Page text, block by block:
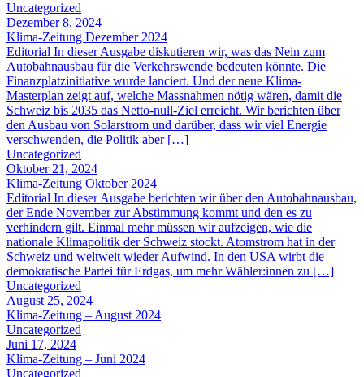
Uncategorized
Dezember 8, 2024
Klima-Zeitung Dezember 2024
Editorial In dieser Ausgabe diskutieren wir, was das Nein zum
Autobahnausbau für die Verkehrswende bedeuten könnte. Die
Finanzplatzinitiative wurde lanciert. Und der neue Klima-
Masterplan zeigt auf, welche Massnahmen nötig wären, damit die
Schweiz bis 2035 das Netto-null-Ziel erreicht. Wir berichten über
den Ausbau von Solarstrom und darüber, dass wir viel Energie
verschwenden, die Politik aber […]
Uncategorized
Oktober 21, 2024
Klima-Zeitung Oktober 2024
Editorial In dieser Ausgabe berichten wir über den Autobahnausbau,
der Ende November zur Abstimmung kommt und den es zu
verhindern gilt. Einmal mehr müssen wir aufzeigen, wie die
nationale Klimapolitik der Schweiz stockt. Atomstrom hat in der
Schweiz und weltweit wieder Aufwind. In den USA wirbt die
demokratische Partei für Erdgas, um mehr Wähler:innen zu […]
Uncategorized
August 25, 2024
Klima-Zeitung – August 2024
Uncategorized
Juni 17, 2024
Klima-Zeitung – Juni 2024
Uncategorized